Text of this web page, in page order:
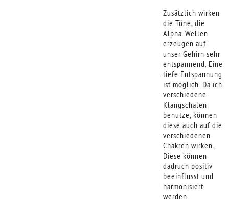
Zusätzlich wirken
die Töne, die
Alpha-Wellen
erzeugen auf
unser Gehirn sehr
entspannend. Eine
tiefe Entspannung
ist möglich. Da ich
verschiedene
Klangschalen
benutze, können
diese auch auf die
verschiedenen
Chakren wirken.
Diese können
dadruch positiv
beeinflusst und
harmonisiert
werden.